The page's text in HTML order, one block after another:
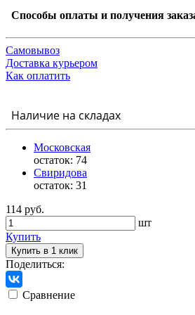
Способы оплаты и получения
Самовывоз
Доставка курьером
Как оплатить
Наличие на складах
Московская
остаток: 74
Свиридова
остаток: 31
114 руб.
шт
Купить
Купить в 1 клик
Поделиться:
Сравнение